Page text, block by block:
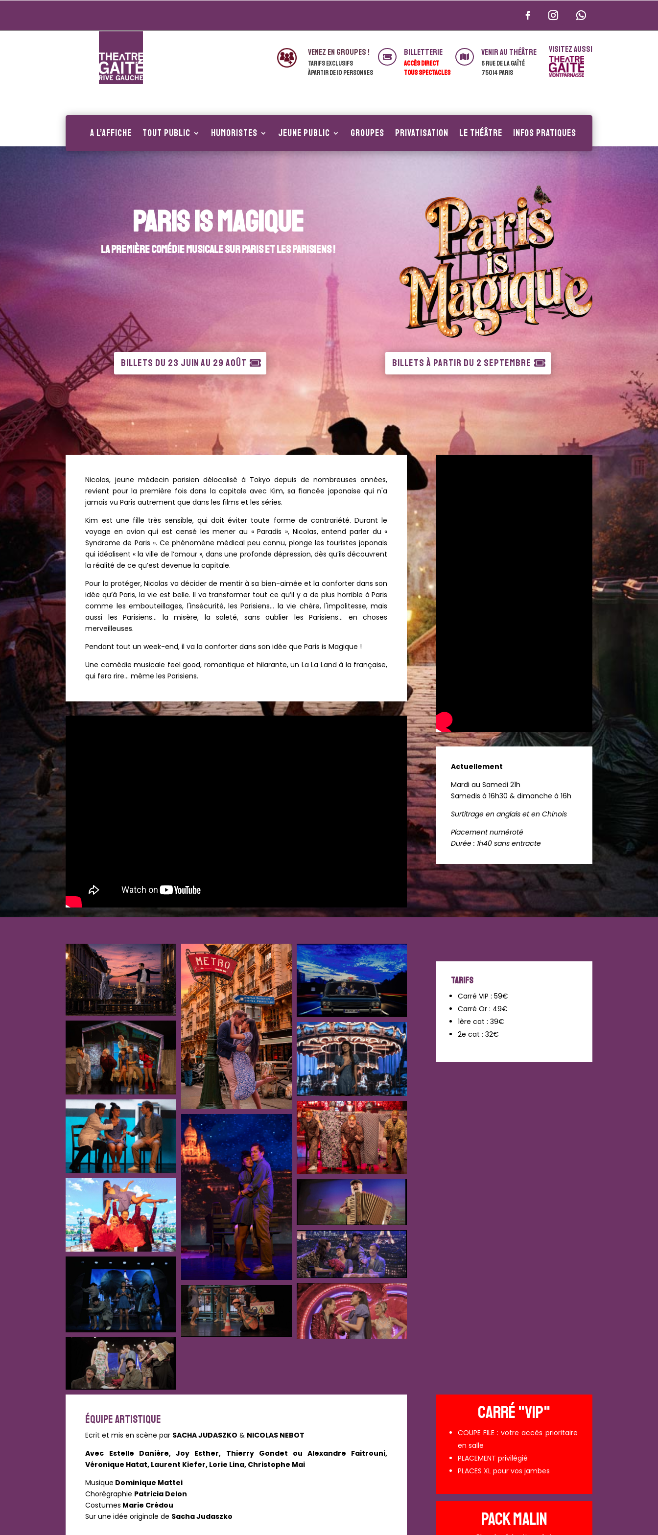
venez en groupes !
Tarifs exclusifs
àpartir de 10 personnes
 Billetterie
ACCÈS DIRECT
TOUS SPECTACLES
 Venir au théâtre
6 rue de la Gaîté
75014 Paris
VISITEZ AUSSI
A l’affiche Tout public HUMORISTES JEUNE PUBLIC Groupes Privatisation Le Théâtre Infos pratiques
Paris is Magique
La première comédie musicale sur Paris et les Parisiens !
BILLETS DU 23 JUIN AU 29 AOÛT BILLETS À PARTIR DU 2 SEPTEMBRE
Nicolas, jeune médecin parisien délocalisé à Tokyo depuis de nombreuses années,
revient pour la première fois dans la capitale avec Kim, sa fiancée japonaise qui n'a
jamais vu Paris autrement que dans les films et les séries.
Kim est une fille très sensible, qui doit éviter toute forme de contrariété. Durant le
voyage en avion qui est censé les mener au « Paradis », Nicolas, entend parler du «
Syndrome de Paris ». Ce phénomène médical peu connu, plonge les touristes japonais
qui idéalisent « la ville de l’amour », dans une profonde dépression, dès qu’ils découvrent
la réalité de ce qu’est devenue la capitale.
Pour la protéger, Nicolas va décider de mentir à sa bien-aimée et la conforter dans son
idée qu’à Paris, la vie est belle. Il va transformer tout ce qu’il y a de plus horrible à Paris
comme les embouteillages, l'insécurité, les Parisiens… la vie chère, l'impolitesse, mais
aussi les Parisiens… la misère, la saleté, sans oublier les Parisiens… en choses
merveilleuses.
Pendant tout un week-end, il va la conforter dans son idée que Paris is Magique !
Une comédie musicale feel good, romantique et hilarante, un La La Land à la française,
qui fera rire… même les Parisiens.
Actuellement
Mardi au Samedi 21h
Samedis à 16h30 & dimanche à 16h
Surtitrage en anglais et en Chinois
Placement numéroté
Durée : 1h40 sans entracte
TARIFS
Carré VIP : 59€
Carré Or : 49€
1ère cat : 39€
2e cat : 32€
ÉQUIPE ARTISTIQUE
Ecrit et mis en scène par SACHA JUDASZKO & NICOLAS NEBOT
Avec Estelle Danière, Joy Esther, Thierry Gondet ou Alexandre Faitrouni,
Véronique Hatat, Laurent Kiefer, Lorie Lina, Christophe Mai
Musique Dominique Mattei
Chorégraphie Patricia Delon
Costumes Marie Crédou
Sur une idée originale de Sacha Judaszko
CARRÉ "VIP"
COUPE FILE : votre accès prioritaire
en salle
PLACEMENT privilégié
PLACES XL pour vos jambes
PACK MALIN